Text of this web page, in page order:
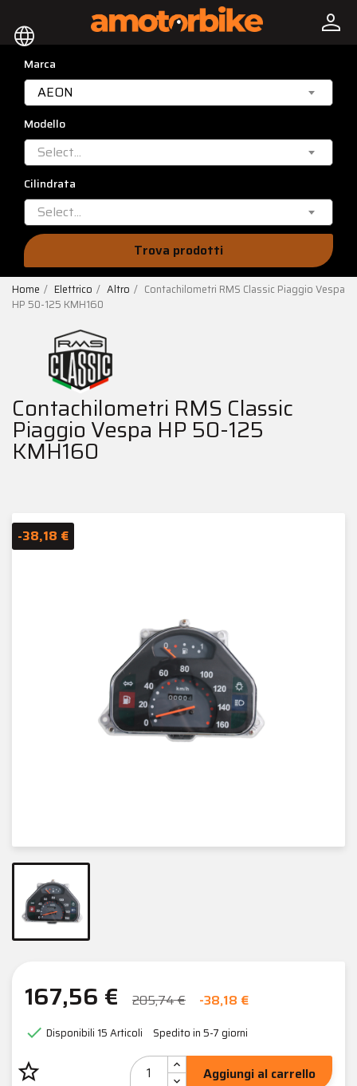
language person
Marca
AEON
Modello
Select...
Cilindrata
Select...
Trova prodotti
Home Elettrico Altro
Contachilometri RMS Classic Piaggio Vespa
HP 50-125 KMH160
Contachilometri RMS Classic
Piaggio Vespa HP 50-125
KMH160
-38,18 €
167,56 € 205,74 € -38,18 €
 Disponibili 15 Articoli Spedito in 5-7 giorni
star_border
Aggiungi al carrello